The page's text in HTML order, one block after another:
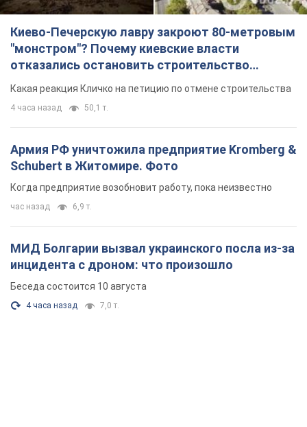
Киево-Печерскую лавру закроют 80-метровым
"монстром"? Почему киевские власти
отказались остановить строительство
небоскреба "московского верующего"
Какая реакция Кличко на петицию по отмене строительства
4 часа назад 50,1 т.
Армия РФ уничтожила предприятие Kromberg &
Schubert в Житомире. Фото
Когда предприятие возобновит работу, пока неизвестно
час назад 6,9 т.
МИД Болгарии вызвал украинского посла из-за
инцидента с дроном: что произошло
Беседа состоится 10 августа
4 часа назад 7,0 т.